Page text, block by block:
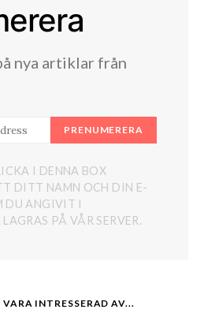
nya artiklar från
PRENUMERERA
I DENNA BOX
DITT NAMN OCH DIN E-
DU ANGIVIT I
PÅ VÅR SERVER.
INTRESSERAD AV...